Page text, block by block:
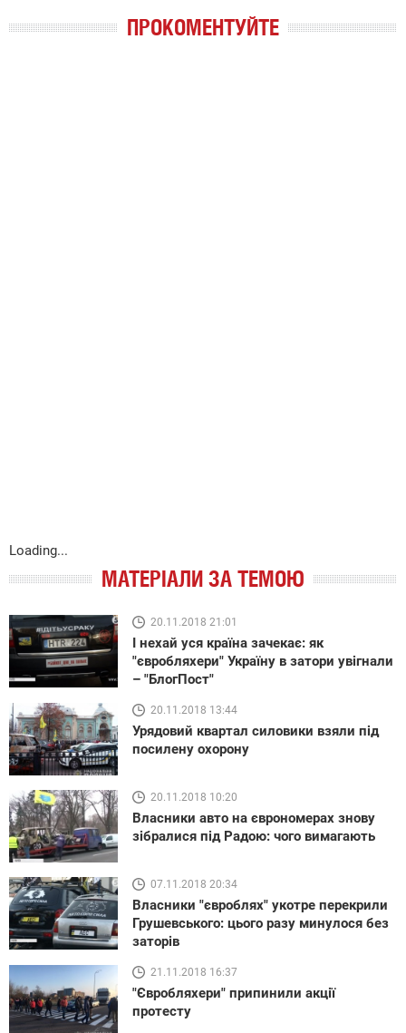
ПРОКОМЕНТУЙТЕ
Loading...
МАТЕРІАЛИ ЗА ТЕМОЮ
20.11.2018 21:01
І нехай уся країна зачекає: як
"євробляхери" Україну в затори увігнали
– "БлогПост"
20.11.2018 13:44
Урядовий квартал силовики взяли під
посилену охорону
20.11.2018 10:20
Власники авто на єврономерах знову
зібралися під Радою: чого вимагають
07.11.2018 20:34
Власники "євроблях" укотре перекрили
Грушевського: цього разу минулося без
заторів
21.11.2018 16:37
"Євробляхери" припинили акції
протесту